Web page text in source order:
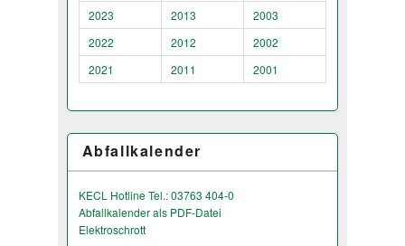
2023
2013
2003
2022
2012
2002
2021
2011 2001
Abfallkalender
KECL Hotline Tel.: 03763 404-0
Abfallkalender als PDF-Datei
Elektroschrott